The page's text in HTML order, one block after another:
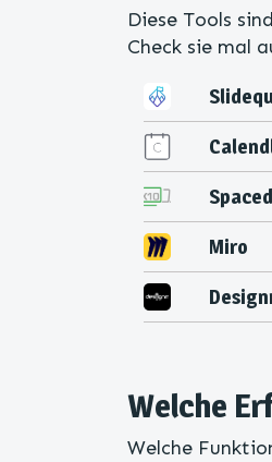
Diese Tools
Check sie mal
Miro
Welche
Welche